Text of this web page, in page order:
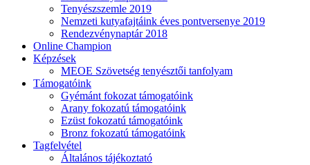
Tenyészszemle 2019
Nemzeti kutyafajtáink éves pontversenye 2019
Rendezvénynaptár 2018
Online Champion
Képzések
MEOE Szövetség tenyésztői tanfolyam
Támogatóink
Gyémánt fokozat támogatóink
Arany fokozatú támogatóink
Ezüst fokozatú támogatóink
Bronz fokozatú támogatóink
Tagfelvétel
Általános tájékoztató